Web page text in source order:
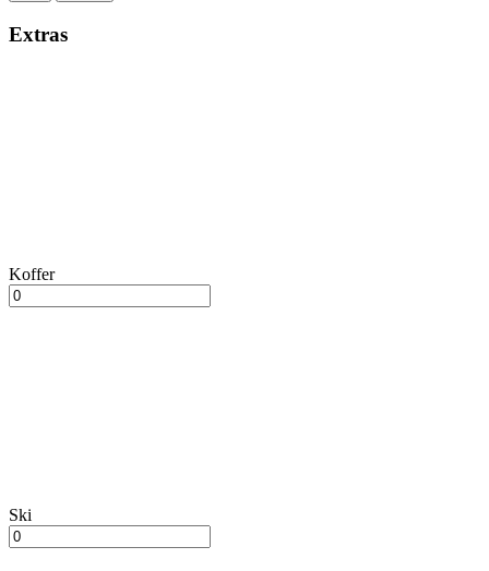
Extras
Koffer
Ski